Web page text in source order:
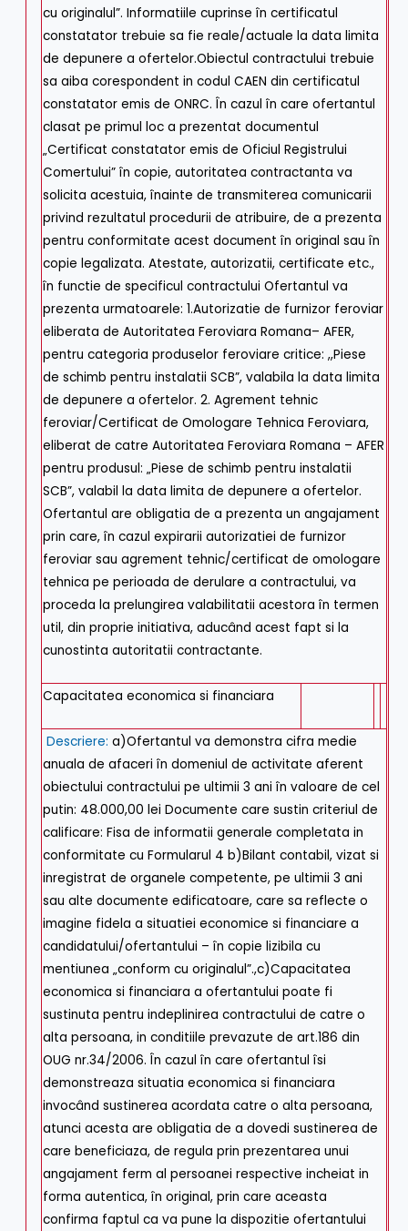
cu originalul”. Informatiile cuprinse în certificatul
constatator trebuie sa fie reale/actuale la data limita
de depunere a ofertelor.Obiectul contractului trebuie
sa aiba corespondent in codulCAEN din certificatul
constatator emis de ONRC. În cazul în care ofertantul
clasat pe primul loc a prezentat documentul
„Certificat constatator emis de Oficiul Registrului
Comertului” în copie, autoritatea contractanta va
solicita acestuia, înainte de transmiterea comunicarii
privind rezultatul procedurii de atribuire, de a prezenta
pentru conformitate acest document în original sau în
copie legalizata. Atestate, autorizatii, certificate etc.,
în functie de specificul contractului Ofertantul va
prezenta urmatoarele: 1.Autorizatie de furnizor feroviar
eliberata de Autoritatea Feroviara Romana– AFER,
pentru categoria produselor feroviare critice: ,,Piese
de schimb pentru instalatii SCB”, valabila la data limita
de depunere a ofertelor. 2. Agrement tehnic
feroviar/Certificat de Omologare Tehnica Feroviara,
eliberat de catre Autoritatea Feroviara Romana – AFER
pentru produsul: „Piese de schimb pentru instalatii
SCB”, valabil la data limita de depunere a ofertelor.
Ofertantul are obligatia de a prezenta un angajament
prin care, în cazul expirarii autorizatiei de furnizor
feroviar sau agrement tehnic/certificat de omologare
tehnica pe perioada de derulare a contractului, va
proceda la prelungirea valabilitatii acestora în termen
util, din proprie initiativa, aducând acest fapt si la
cunostinta autoritatii contractante.
Capacitatea economica si financiara
Descriere:a)Ofertantul va demonstra cifra medie
anuala de afaceri în domeniul de activitate aferent
obiectului contractului pe ultimii 3 ani în valoare de cel
putin: 48.000,00 lei Documente care sustin criteriul de
calificare: Fisa de informatii generale completata in
conformitate cu Formularul 4 b)Bilant contabil, vizat si
inregistrat de organele competente, pe ultimii 3 ani
sau alte documente edificatoare, care sa reflecte o
imagine fidela a situatiei economice si financiare a
candidatului/ofertantului – în copie lizibila cu
mentiunea „conform cu originalul”.,c)Capacitatea
economica si financiara a ofertantului poate fi
sustinuta pentru indeplinirea contractului de catre o
alta persoana, in conditiile prevazute de art.186 din
OUG nr.34/2006. În cazul în care ofertantul îsi
demonstreaza situatia economica si financiara
invocând sustinerea acordata catre o alta persoana,
atunci acesta are obligatia de a dovedi sustinerea de
care beneficiaza, de regula prin prezentarea unui
angajament ferm al persoanei respective incheiat in
forma autentica, în original, prin care aceasta
confirma faptul ca va pune la dispozitie ofertantului